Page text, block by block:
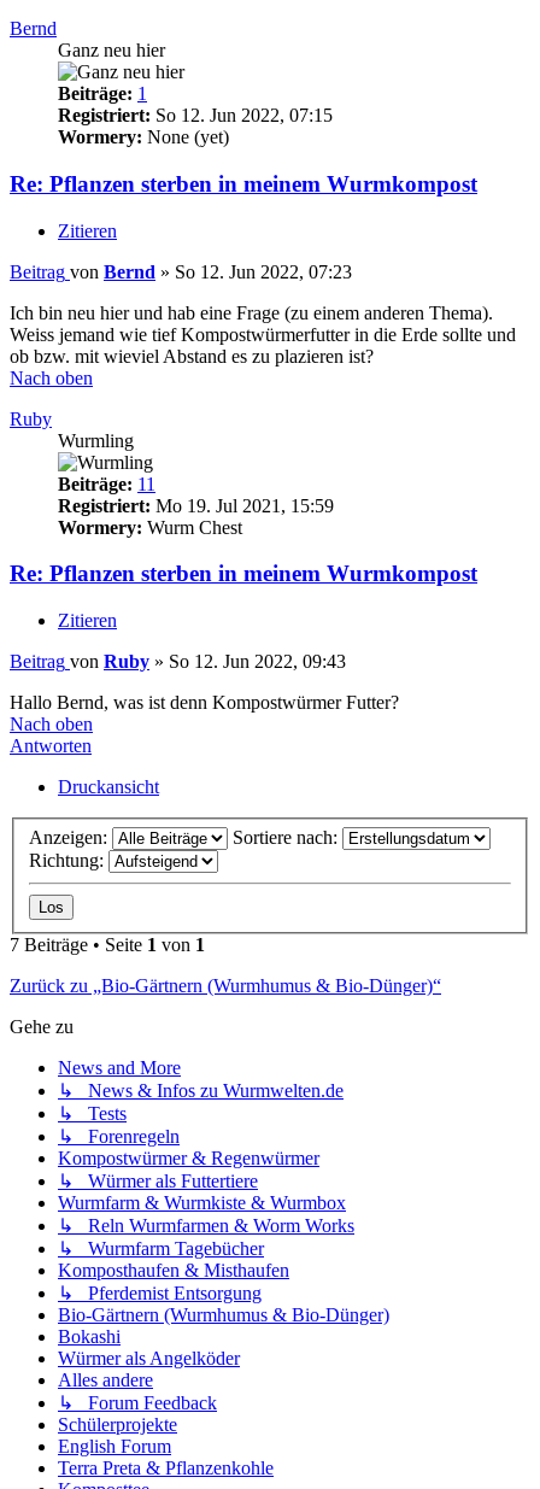
Bernd
Ganz neu hier
Beiträge: 1
Registriert: So 12. Jun 2022, 07:15
Wormery: None (yet)
Re: Pflanzen sterben in meinem Wurmkompost
Zitieren
Beitrag von Bernd » So 12. Jun 2022, 07:23
Ich bin neu hier und hab eine Frage (zu einem anderen Thema).
Weiss jemand wie tief Kompostwürmerfutter in die Erde sollte und
ob bzw. mit wieviel Abstand es zu plazieren ist?
Nach oben
Ruby
Wurmling
Beiträge: 11
Registriert: Mo 19. Jul 2021, 15:59
Wormery: Wurm Chest
Re: Pflanzen sterben in meinem Wurmkompost
Zitieren
Beitrag von Ruby » So 12. Jun 2022, 09:43
Hallo Bernd, was ist denn Kompostwürmer Futter?
Nach oben
Antworten
Druckansicht
Anzeigen:
Sortiere nach:
Richtung:
7 Beiträge • Seite 1 von 1
Zurück zu „Bio-Gärtnern (Wurmhumus & Bio-Dünger)“
Gehe zu
News and More
↳ News & Infos zu Wurmwelten.de
↳ Tests
↳ Forenregeln
Kompostwürmer & Regenwürmer
↳ Würmer als Futtertiere
Wurmfarm & Wurmkiste & Wurmbox
↳ Reln Wurmfarmen & Worm Works
↳ Wurmfarm Tagebücher
Komposthaufen & Misthaufen
↳ Pferdemist Entsorgung
Bio-Gärtnern (Wurmhumus & Bio-Dünger)
Bokashi
Würmer als Angelköder
Alles andere
↳ Forum Feedback
Schülerprojekte
English Forum
Terra Preta & Pflanzenkohle